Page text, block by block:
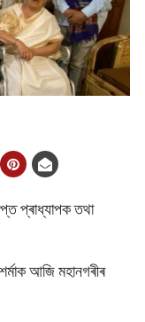
প্ৰাধ্যাপক তথা
আজি মহানগৰীৰ